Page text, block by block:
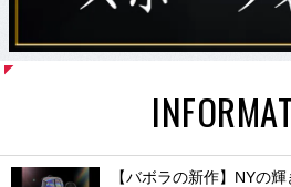
【バボラの新作】NYの